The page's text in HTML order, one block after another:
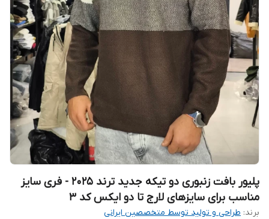
پلیور بافت زنبوری دو تیکه جدید ترند 2025 - فری سایز
مناسب برای سایزهای لارج تا دو ایکس کد 3
برند: طراحی و تولید توسط متخصصین ایرانی